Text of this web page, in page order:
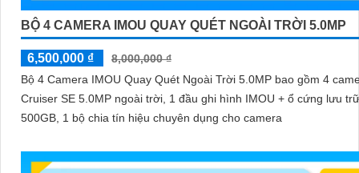
BỘ 4 CAMERA IMOU QUAY QUÉT NGOÀI TRỜI 5.0MP
6,500,000 ₫
8,000,000 ₫
Bộ 4 Camera IMOU Quay Quét Ngoài Trời 5.0MP bao gồm 4
Cruiser SE 5.0MP ngoài trời, 1 đầu ghi hình IMOU + ổ cứng lưu trữ
500GB, 1 bộ chia tín hiệu chuyên dụng cho camera